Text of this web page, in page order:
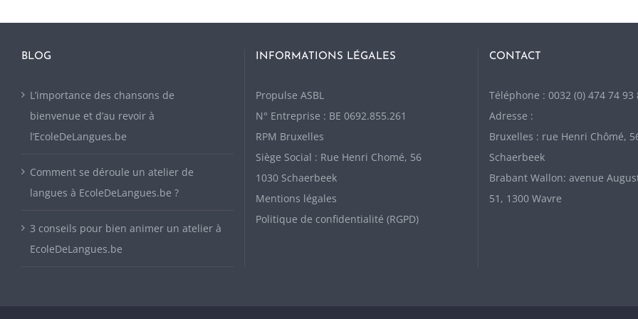
BLOG
L’importance des chansons de
bienvenue et d’au revoir à
l’EcoleDeLangues.be
Comment se déroule un atelier de
langues à EcoleDeLangues.be ?
3 conseils pour bien animer un atelier à
EcoleDeLangues.be
INFORMATIONS LÉGALES
Propulse ASBL
N° Entreprise : BE 0692.855.261
RPM Bruxelles
Siège Social : Rue Henri Chomé, 56
1030 Schaerbeek
Mentions légales
Politique de confidentialité (RGPD)
CONTACT
Téléphone : 0032 (0) 474 74 93
Adresse :
Bruxelles : rue Henri Chômé,
Schaerbeek
Brabant Wallon: avenue
51, 1300 Wavre